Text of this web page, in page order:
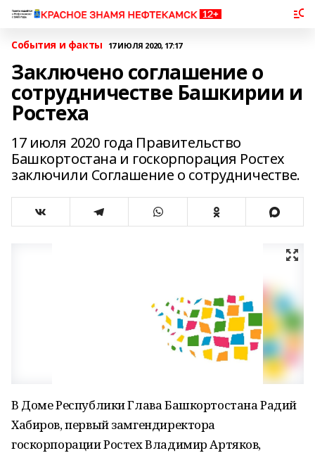
События и факты 17 ИЮЛЯ 2020, 17:17
Заключено соглашение о
сотрудничестве Башкирии и
Ростеха
17 июля 2020 года Правительство
Башкортостана и госкорпорация Ростех
заключили Соглашение о сотрудничестве.
В Доме Республики Глава Башкортостана Радий
Хабиров, первый замгендиректора
госкорпорации Ростех Владимир Артяков,